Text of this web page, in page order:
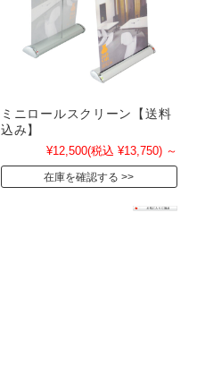
ミニロールスクリーン【送料
込み】
¥12,500(税込 ¥13,750) ～
在庫を確認する